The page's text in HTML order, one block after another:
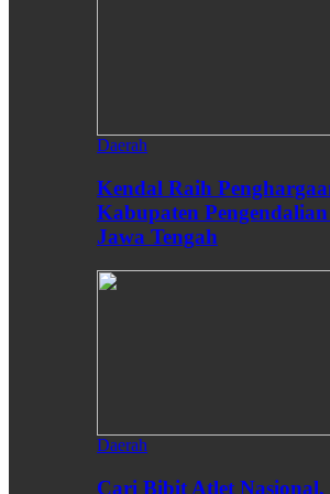
Daerah
Kendal Raih
Kabupaten
Jawa Tengah
Daerah
Cari Bibit Atlet